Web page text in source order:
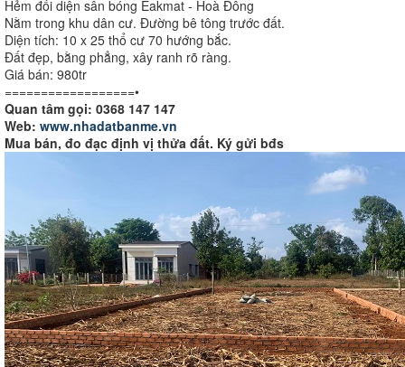
Hẻm đối diện sân bóng Eakmat - Hoà Đông
Nằm trong khu dân cư. Đường bê tông trước đất.
Diện tích: 10 x 25 thổ cư 70 hướng bắc.
Đất đẹp, bằng phẳng, xây ranh rõ ràng.
Giá bán: 980tr
==================•
Quan tâm gọi: 0368 147 147
Web: www.nhadatbanme.vn
Mua bán, đo đạc định vị thửa đất. Ký gửi bđs